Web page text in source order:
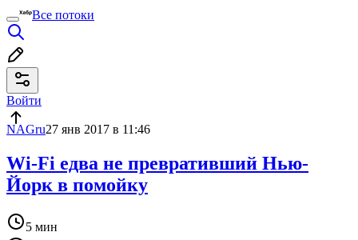
Все потоки
Войти
NAGru27 янв 2017 в 11:46
Wi-Fi едва не превративший Нью-
Йорк в помойку
5 мин